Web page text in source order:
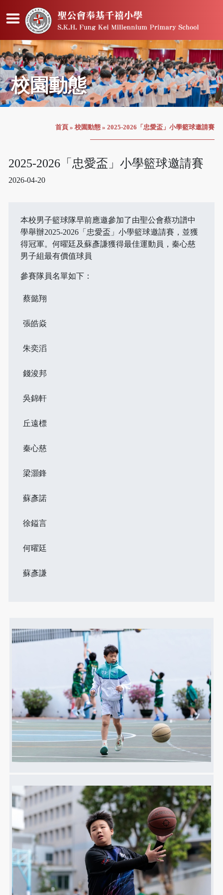
校園動態
首頁 » 校園動態 » 2025-2026「忠愛盃」小學籃球邀請賽
2025-2026「忠愛盃」小學籃球邀請賽
2026-04-20
本校男子籃球隊早前應邀參加了由聖公會蔡功譜中
學舉辦2025-2026「忠愛盃」小學籃球邀請賽，並獲
得冠軍。何曜廷及蘇彥謙獲得最佳運動員，秦心慈
男子組最有價值球員
參賽隊員名單如下：
蔡懿翔
張皓焱
朱奕滔
錢浚邦
吳錦軒
丘遠標
秦心慈
梁灝鋒
蘇彥諾
徐鎰言
何曜廷
蘇彥謙